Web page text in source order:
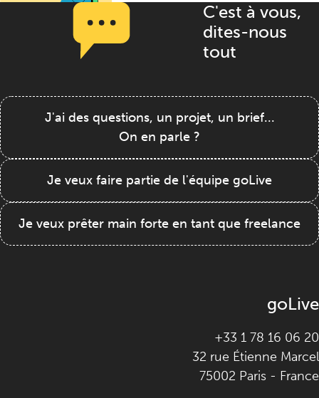
C'est à vous,
dites-nous
tout
J'ai des questions, un projet, un brief...
On en parle ?
Je veux faire partie de l'équipe goLive
Je veux prêter main forte en tant que freelance
goLive
+33 1 78 16 06 20
32 rue Étienne Marcel
75002 Paris - France